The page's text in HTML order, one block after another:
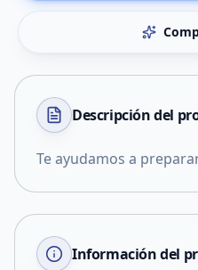
Descripción del
Te ayudamos a
Información del